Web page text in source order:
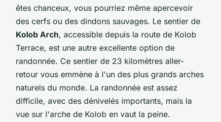
êtes chanceux, vous pourriez même apercevoir
des cerfs ou des dindons sauvages. Le sentier de
Kolob Arch, accessible depuis la route de Kolob
Terrace, est une autre excellente option de
randonnée. Ce sentier de 23 kilomètres aller-
retour vous emmène à l'un des plus grands arches
naturels du monde. La randonnée est assez
difficile, avec des dénivelés importants, mais la
vue sur l'arche de Kolob en vaut la peine.